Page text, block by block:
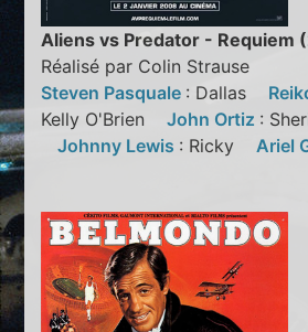
Aliens vs Predator - Requiem
Réalisé par Colin Strause
Steven Pasquale : Dallas
Kelly O'BrienJohn Ortiz :
Johnny Lewis : RickyAriel